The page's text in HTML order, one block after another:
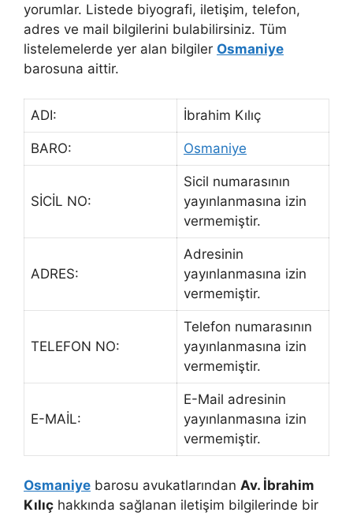
yorumlar. Listede biyografi, iletişim, telefon,
adres ve mail bilgilerini bulabilirsiniz. Tüm
listelemelerde yer alan bilgiler Osmaniye
barosuna aittir.
ADI: İbrahim Kılıç
BARO: Osmaniye
SİCİL NO:
Sicil numarasının
yayınlanmasına izin
vermemiştir.
ADRES:
Adresinin
yayınlanmasına izin
vermemiştir.
TELEFON NO:
Telefon numarasının
yayınlanmasına izin
vermemiştir.
E-MAİL:
E-Mail adresinin
yayınlanmasına izin
vermemiştir.
Osmaniye barosu avukatlarından Av. İbrahim
Kılıç hakkında sağlanan iletişim bilgilerinde bir